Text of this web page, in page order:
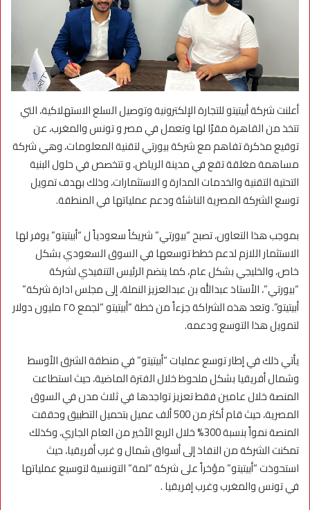
أعلنت شركة أبيتيتو للتجارة الإلكترونية وتوصيل السلع الاستهلاكية، التي
تتخذ من القاهرة مقرًا لها وتعمل في مصر و تونس والمغرب، عن
توقيع مذكرة تفاهم مع شركة بيورتي لتقنية المعلومات، وهي شركة
مساهمة مغلقة تقع في مدينة الرياض، و تتخصص في حلول البنية
التحتية التقنية والخدمات المدارة و الاستثمارات، وذلك بهدف تمويل
توسع الشركة المصرية الناشئة ودعم عملياتها في المنطقة.
بموجب هذا التعاون، تصبح “بيورتي” شريكاً سعودياً ل “أبيتيتو” يوفر لها
الاستثمار اللازم لدعم خطط توسعها في السوق السعودي بشكل
خاص، والخليجي بشكل عام، كما ينضم الرئيس التنفيذي لشركة
“بيورتي”، الأستاذ عبدالله بن عبدالعزيز النملة، إلى مجلس ادارة شركة”
أبيتيتو”. وتعد هذه الشراكة جزءاً من خطة “أبيتيتو “لجمع ٢٥ مليون دولار
لتمويل هذا التوسع ودعمه.
يأتي ذلك في إطار توسع عمليات “أبيتيتو” في منطقة الشرق الأوسط
وشمال أفريقيا بشكل ملحوظ خلال الفترة الماضية، حيث استطاعت
المنصة خلال عامين فقط تعزيز تواجدها في ثلاث مدن في السوق
المصرية، حيث قام أكثر من 500 ألف عميل بتحميل التطبيق وحققت
المنصة نمواً بنسبة 300% خلال الربع الأخير من العام الجاري، وكذلك
تمكنت الشركة من النفاذ إلى أسواق شمال و غرب أفريقيا، حيث
استحوذت “أبيتيتو” مؤخراً على شركة “لمة” التونسية لتوسيع عملياتها
في تونس والمغرب وغرب إفريقيا .